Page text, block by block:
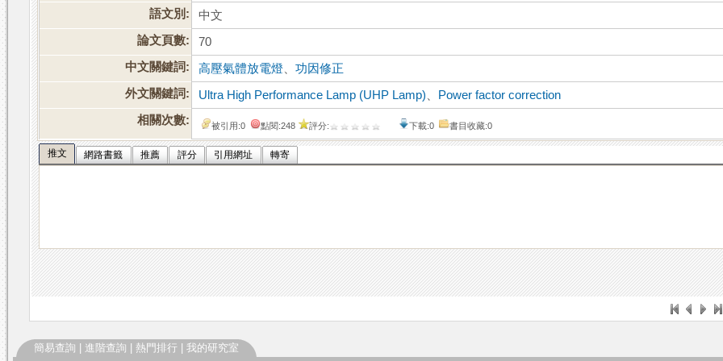
語文別:
中文
論文頁數:
70
中文關鍵詞:
高壓氣體放電燈 、功因修正
外文關鍵詞:
Ultra High Performance Lamp (UHP Lamp)
Power factor correction
相關次數:
被引用:0 點閱:248 評分: 下載:0 書目收藏:0
推文 網路書籤 推薦 評分 引用網址 轉寄
簡易查詢 進階查詢 熱門排行 我的研究室